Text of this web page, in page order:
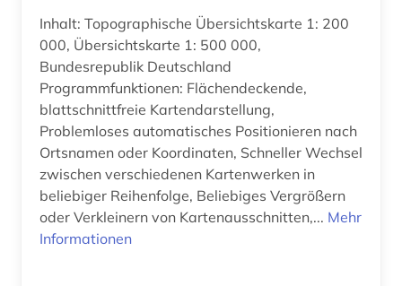
Inhalt: Topographische Übersichtskarte 1: 200
000, Übersichtskarte 1: 500 000,
Bundesrepublik Deutschland
Programmfunktionen: Flächendeckende,
blattschnittfreie Kartendarstellung,
Problemloses automatisches Positionieren nach
Ortsnamen oder Koordinaten, Schneller Wechsel
zwischen verschiedenen Kartenwerken in
beliebiger Reihenfolge, Beliebiges Vergrößern
oder Verkleinern von Kartenausschnitten,... Mehr
Informationen